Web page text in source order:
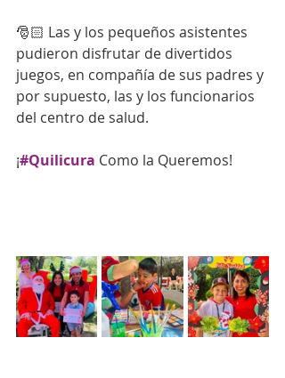
🎅🏻 Las y los pequeños asistentes
pudieron disfrutar de divertidos
juegos, en compañía de sus padres y
por supuesto, las y los funcionarios
del centro de salud.
¡#Quilicura Como la Queremos!